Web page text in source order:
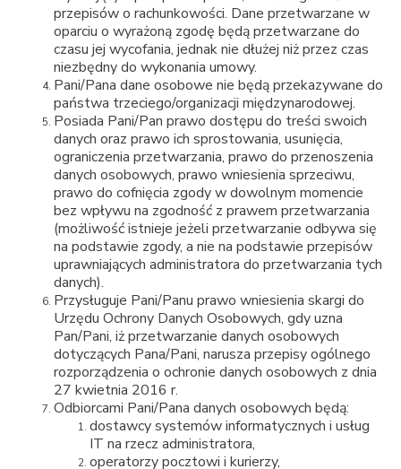
przepisów o rachunkowości. Dane przetwarzane w
oparciu o wyrażoną zgodę będą przetwarzane do
czasu jej wycofania, jednak nie dłużej niż przez czas
niezbędny do wykonania umowy.
Pani/Pana dane osobowe nie będą przekazywane do
państwa trzeciego/organizacji międzynarodowej.
Posiada Pani/Pan prawo dostępu do treści swoich
danych oraz prawo ich sprostowania, usunięcia,
ograniczenia przetwarzania, prawo do przenoszenia
danych osobowych, prawo wniesienia sprzeciwu,
prawo do cofnięcia zgody w dowolnym momencie
bez wpływu na zgodność z prawem przetwarzania
(możliwość istnieje jeżeli przetwarzanie odbywa się
na podstawie zgody, a nie na podstawie przepisów
uprawniających administratora do przetwarzania tych
danych).
Przysługuje Pani/Panu prawo wniesienia skargi do
Urzędu Ochrony Danych Osobowych, gdy uzna
Pan/Pani, iż przetwarzanie danych osobowych
dotyczących Pana/Pani, narusza przepisy ogólnego
rozporządzenia o ochronie danych osobowych z dnia
27 kwietnia 2016 r.
Odbiorcami Pani/Pana danych osobowych będą:
dostawcy systemów informatycznych i usług
IT na rzecz administratora,
operatorzy pocztowi i kurierzy,